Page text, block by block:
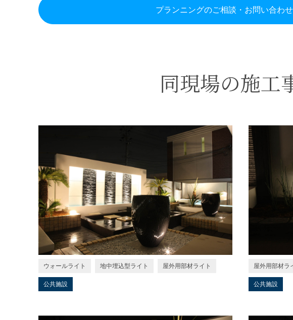
プランニングのご相談・お問い合わ
同現場の施工
ウォールライト 地中埋込型ライト 屋外用部材ライト
公共施設
屋外用部材ラ
公共施設